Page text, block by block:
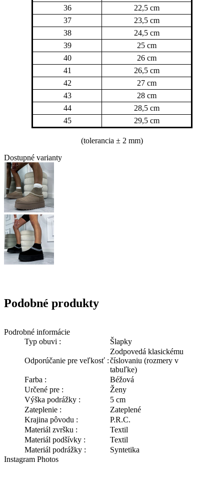
36
22,5 cm
37
23,5 cm
38
24,5 cm
39
25 cm
40
26 cm
41
26,5 cm
42
27 cm
43
28 cm
44
28,5 cm
45
29,5 cm
(tolerancia ± 2 mm)
Dostupné varianty
Podrobné informácie
Typ obuvi :
Šlapky
Odporúčanie pre veľkosť :
Zodpovedá klasickému
číslovaniu (rozmery v
tabuľke)
Farba :
Béžová
Určené pre :
Ženy
Výška podrážky :
5 cm
Zateplenie :
Zateplené
Krajina pôvodu :
P.R.C.
Materiál zvršku :
Textil
Materiál podšívky :
Textil
Materiál podrážky :
Syntetika
Instagram Photos
Podobné produkty